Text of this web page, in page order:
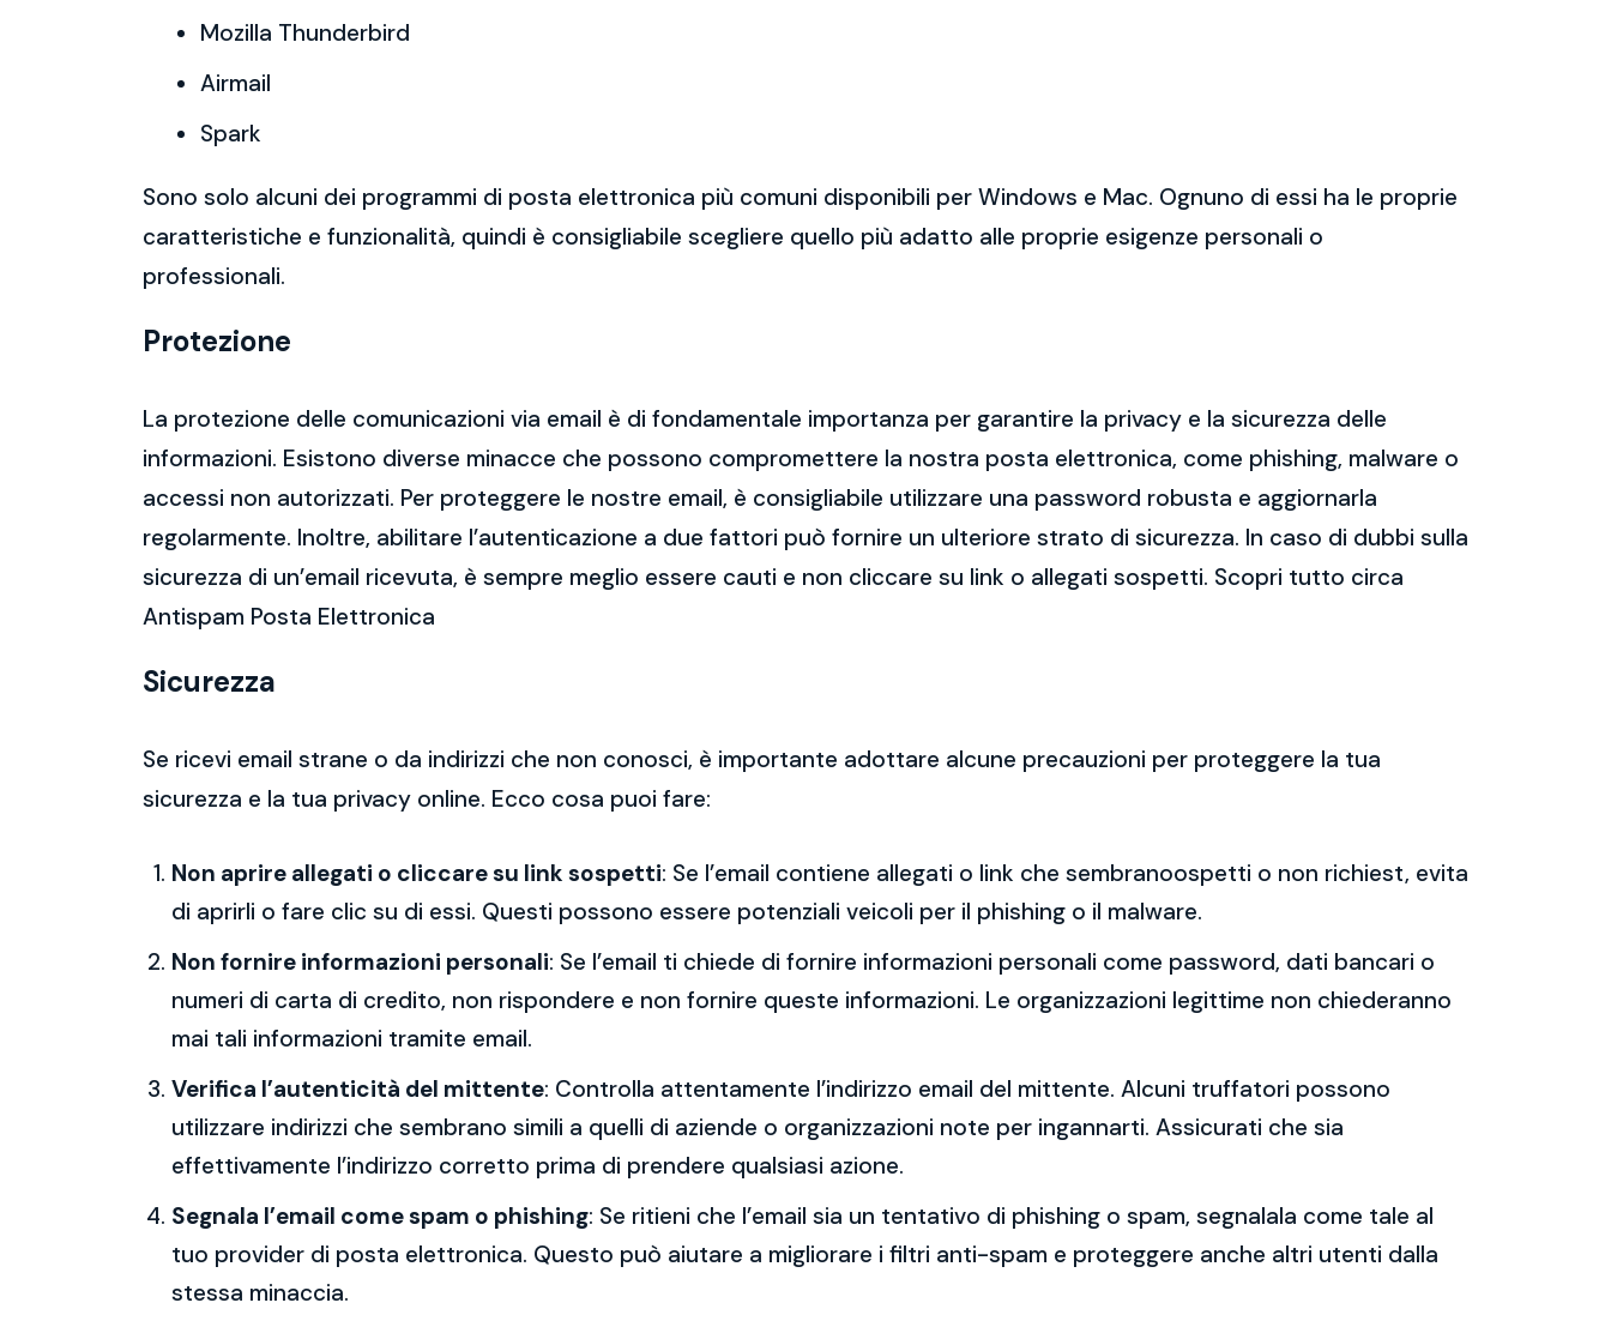
Mozilla Thunderbird
Airmail
Spark
Sono solo alcuni dei programmi di posta elettronica più comuni disponibili per Windows e Mac. Ognuno di essi ha le proprie
caratteristiche e funzionalità, quindi è consigliabile scegliere quello più adatto alle proprie esigenze personali o
professionali.
Protezione
La protezione delle comunicazioni via email è di fondamentale importanza per garantire la privacy e la sicurezza delle
informazioni. Esistono diverse minacce che possono compromettere la nostra posta elettronica, come phishing, malware o
accessi non autorizzati. Per proteggere le nostre email, è consigliabile utilizzare una password robusta e aggiornarla
regolarmente. Inoltre, abilitare l’autenticazione a due fattori può fornire un ulteriore strato di sicurezza. In caso di dubbi sulla
sicurezza di un’email ricevuta, è sempre meglio essere cauti e non cliccare su link o allegati sospetti. Scopri tutto circa
Antispam Posta Elettronica
Sicurezza
Se ricevi email strane o da indirizzi che non conosci, è importante adottare alcune precauzioni per proteggere la tua
sicurezza e la tua privacy online. Ecco cosa puoi fare:
Non aprire allegati o cliccare su link sospetti: Se l’email contiene allegati o link che sembranoospetti o non richiest, evita
di aprirli o fare clic su di essi. Questi possono essere potenziali veicoli per il phishing o il malware.
Non fornire informazioni personali: Se l’email ti chiede di fornire informazioni personali come password, dati bancari o
numeri di carta di credito, non rispondere e non fornire queste informazioni. Le organizzazioni legittime non chiederanno
mai tali informazioni tramite email.
Verifica l’autenticità del mittente: Controlla attentamente l’indirizzo email del mittente. Alcuni truffatori possono
utilizzare indirizzi che sembrano simili a quelli di aziende o organizzazioni note per ingannarti. Assicurati che sia
effettivamente l’indirizzo corretto prima di prendere qualsiasi azione.
Segnala l’email come spam o phishing: Se ritieni che l’email sia un tentativo di phishing o spam, segnalala come tale al
tuo provider di posta elettronica. Questo può aiutare a migliorare i filtri anti-spam e proteggere anche altri utenti dalla
stessa minaccia.